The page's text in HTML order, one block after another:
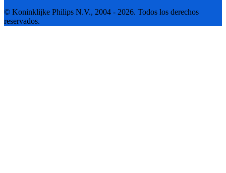
© Koninklijke Philips N.V., 2004 - 2026. Todos los derechos
reservados.